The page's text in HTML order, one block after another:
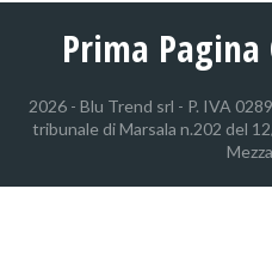
Prima
2026 - Blu Trend srl - P. IVA
tribunale di Marsala n.202 del